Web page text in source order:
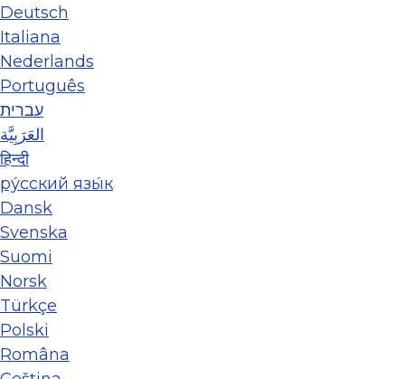
Deutsch
Italiana
Nederlands
Português
עברית
العَرَبِيَّة
हिन्दी
ру́сский язы́к
Dansk
Svenska
Suomi
Norsk
Türkçe
Polski
Româna